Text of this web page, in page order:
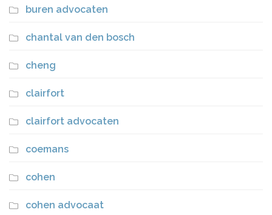
buren advocaten
chantal van den bosch
cheng
clairfort
clairfort advocaten
coemans
cohen
cohen advocaat